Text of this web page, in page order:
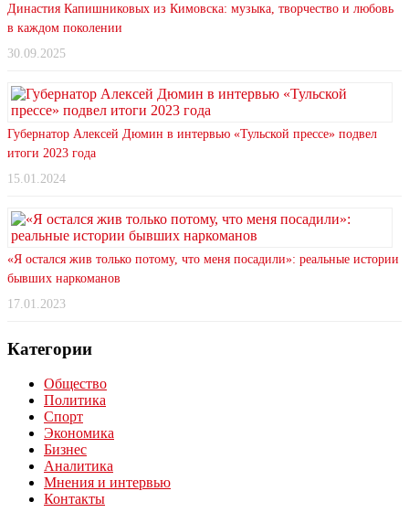
Династия Капишниковых из Кимовска: музыка, творчество и любовь
в каждом поколении
30.09.2025
Губернатор Алексей Дюмин в интервью «Тульской прессе» подвел
итоги 2023 года
15.01.2024
«Я остался жив только потому, что меня посадили»: реальные истории
бывших наркоманов
17.01.2023
Категории
Общество
Политика
Спорт
Экономика
Бизнес
Аналитика
Мнения и интервью
Контакты